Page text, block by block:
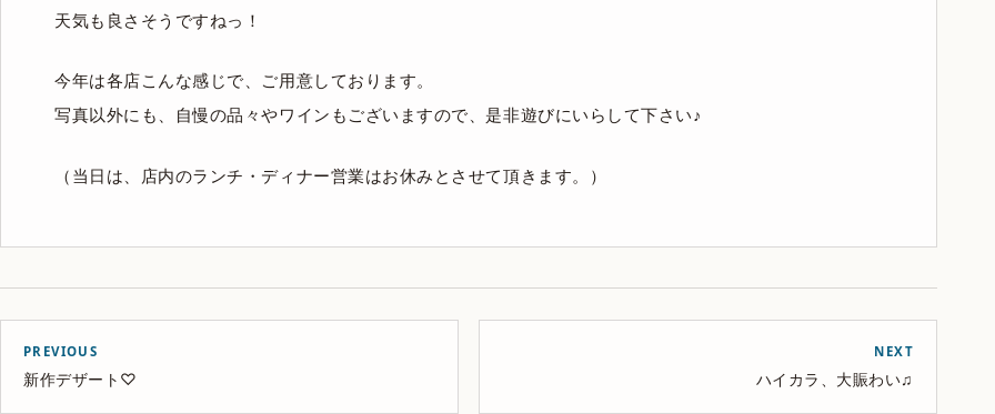
天気も良さそうですねっ！
今年は各店こんな感じで、ご用意しております。
写真以外にも、自慢の品々やワインもございますので、是非遊びにいらして下さい♪
（当日は、店内のランチ・ディナー営業はお休みとさせて頂きます。）
PREVIOUS
新作デザート♡
NEXT
ハイカラ、大賑わい♫